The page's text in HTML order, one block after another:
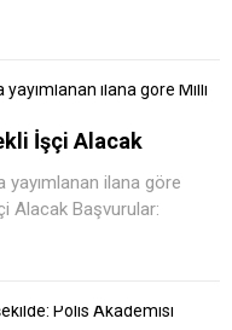
İşçi Alacak
yayımlanan ilana göre
Alacak Başvurular: